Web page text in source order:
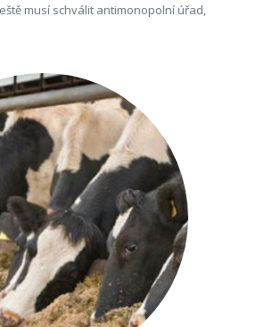
musí schválit antimonopolní úřad,